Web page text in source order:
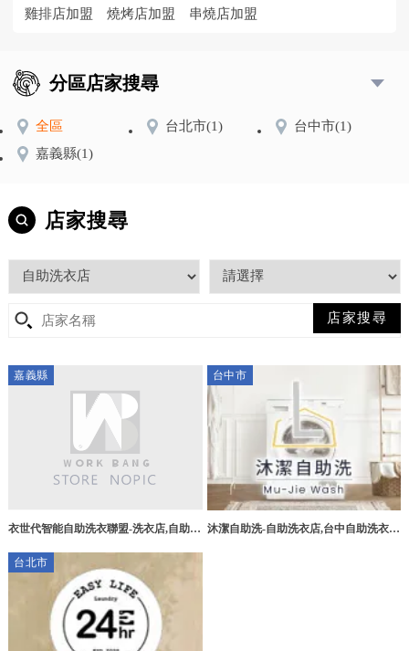
雞排店加盟
燒烤店加盟 串燒店加盟
分區店家搜尋
全區 台北市(1) 台中市(1)
嘉義縣(1)
店家搜尋
嘉義縣
衣世代智能自助洗衣聯盟-洗衣店,自助洗
助洗衣店,員林洗衣店
台中市
沐潔自助洗-自助洗衣店,台中自助洗衣
台北市